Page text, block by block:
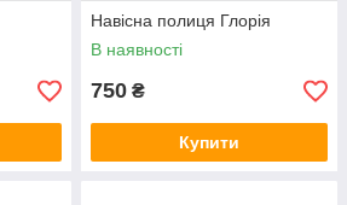
Навісна полиця Глорія
В наявності
750 ₴
Купити